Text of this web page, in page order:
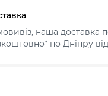
наша доставка
по Дніпру